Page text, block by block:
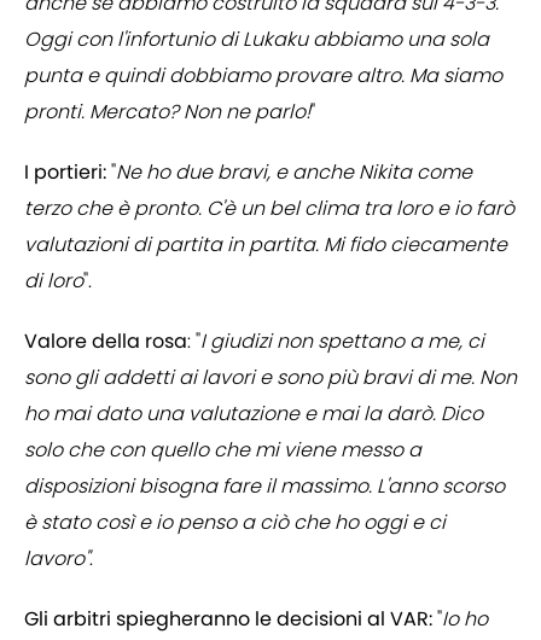
Oggi con l'infortunio di Lukaku abbiamo una sola
punta e quindi dobbiamo provare altro. Ma siamo
pronti. Mercato? Non ne parlo!"
I portieri:"Ne ho due bravi, e anche Nikita come
terzo che è pronto. C'è un bel clima tra loro e io farò
valutazioni di partita in partita. Mi fido ciecamente
di loro".
Valore della rosa: "I giudizi non spettano a me, ci
sono gli addetti ai lavori e sono più bravi di me. Non
ho mai dato una valutazione e mai la darò. Dico
solo che con quello che mi viene messo a
disposizioni bisogna fare il massimo. L'anno scorso
è stato così e io penso a ciò che ho oggi e ci
lavoro".
Gli arbitri spiegheranno le decisioni al VAR:"Io ho